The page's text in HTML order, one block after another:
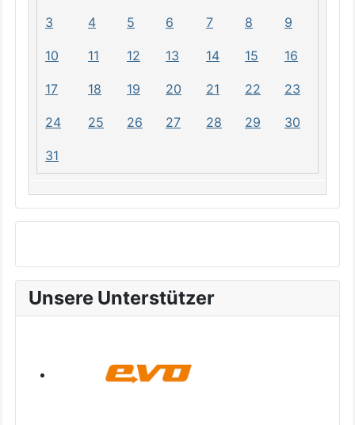
3 4 5 6 7 8 9
10 11 12 13 14 15 16
17 18 19 20 21 22 23
24 25 26 27 28 29 30
31
Unsere Unterstützer